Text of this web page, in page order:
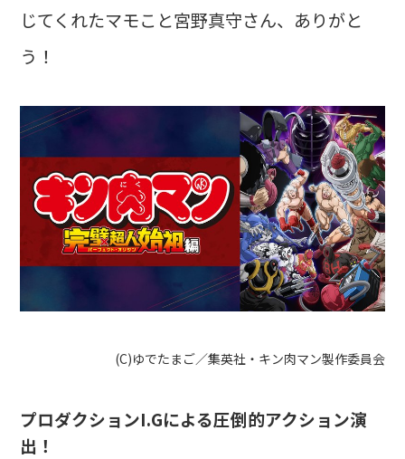
じてくれたマモこと宮野真守さん、ありがと
う！
(C)ゆでたまご／集英社・キン肉マン製作委員会
プロダクションI.Gによる圧倒的アクション演
出！